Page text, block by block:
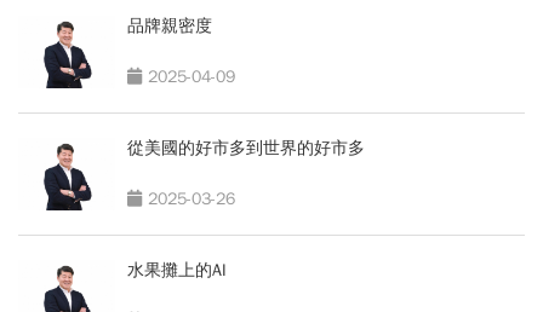
品牌親密度
2025-04-09
從美國的好市多到世界的好市多
2025-03-26
水果攤上的AI